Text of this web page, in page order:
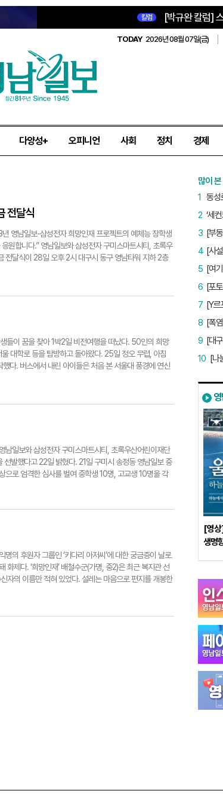
칼럼 [박규완 칼럼]
TODAY 2026년 08월 07일(금)
다양성+ 오피니언 사회 정치 경제
전달식
영남일보-삼성전자 희망인재 프로젝트의 예체능 장학생
원합니다.” 영남일보와 삼성전자 구미스마트시티, 초록우
전달식이 28일 오후 2시 대구시 동구 영남타워 지하 2층
장학생과 영남일보 손인락 사장, 삼성전자 구미스마트시
해 “대구·경북의 미래를 위해 시작된 희망인재 프로젝트
다”며 “지역에서 펼쳐지는 소중하고 아름다운 행보가 지
희망한다”고 말했다. 또 삼성전자 구미사업장 전우헌 공
년육성사업이다. 앞으로도 지금보다 더 밝고, 활기찬 사
트 장학생으로 선발된 학생들이 더 큰 꿈을 갖고 최선을
mtr21@yeongnam.com ▨경북지역 희망인재 프로젝트
천생명과학고 1년·배드민턴) △황득호(순심고 1년·육상)
보고 2년·만화) △이주형(고령고 2년·태권도)
들이 꿈을 찾아 1박2일 비전여행을 떠났다. 50인의 희망
대학로 등을 탐방하고 돌아왔다. 25일 정오 무렵, 아침
다. 버스에서 내린 아이들은 처음 본 서울대 풍경에 연신
정도로 광활하고 웅장한 위용을 자랑했다. 학교 안으로
대했던 것만큼 크고 훌륭해 만족스럽다. 특히 전국에서
고백했다. 이어진 연세대 투어는 대학 홍보대사와의 만
인재 아이들에게 캠퍼스 구석구석을 친절하게 안내하고,
이들은 고려대와 이화여대, 서강대, 외국어대 등 각자 희
잡월드 체험 등 다양한 프로그램에 참여했다. 주요 대학에
는 여러 대학을 두루 방문하고 여러 프로그램을 체험함으
떨까. 윤철진군(가명·중 3년)은 “태어나 처음으로 서울
서희정양(가명·고 1년)은 “고려대 국문과를 목표로 공부
. 고려대 한 강의실 칠판에 ‘2년 후에 꼭 오겠어’라고 적어
보이기도 했다. 김은경기자 enigma@yeongnam.com
남일보와 삼성전자 구미스마트시티, 초록우산어린이재단
선발했다고 22일 밝혔다. 21일 구미시 송정동 영남일보 중
으로 엄격한 심사를 벌여 중학생 10명, 고교생 10명을 각
구시 동구 신천동 영남타워 지하 2층 대강당에서 전달
로 중학생 10명과 고등학생 10명 등 모두 60명에게 1억5
의 후원자 그룹인 ‘키다리 아저씨’에 대한 궁금증이 날로
제다. ‘희망인재’ 배철수군(가명, 중2)은 최근 복지관 선
자의 이름만 적혀 있었다. 설레는 마음으로 편지를 개봉한
지였기 때문이다. 또 하나, 철수군의 마음을 사로잡은 것
이던, 그래서 꼭 한번 가보고 싶었던 곳이었다. 동양 최고
호해 준다는 생각에 왠지 든든하고 행복하다”고 편지 받
렸을 적 동화책에서 읽은 키다리 아저씨가 지금 내 곁에 있
많이
1
‘세
2
3
[사
4
5
[포
6
7
8
9
10
[영상
생명